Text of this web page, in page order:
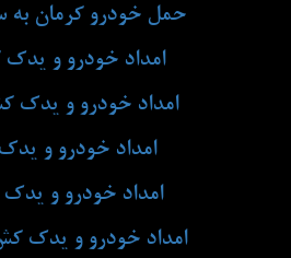
حمل خودرو کرمان به
امداد خودرو و
امداد خودرو و یدک
امداد خودرو و
امداد خودرو و
امداد خودرو و یدک